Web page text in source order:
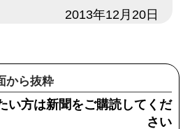
2013年12月20日
から抜粋
い方は新聞をご購読してくだ
さい